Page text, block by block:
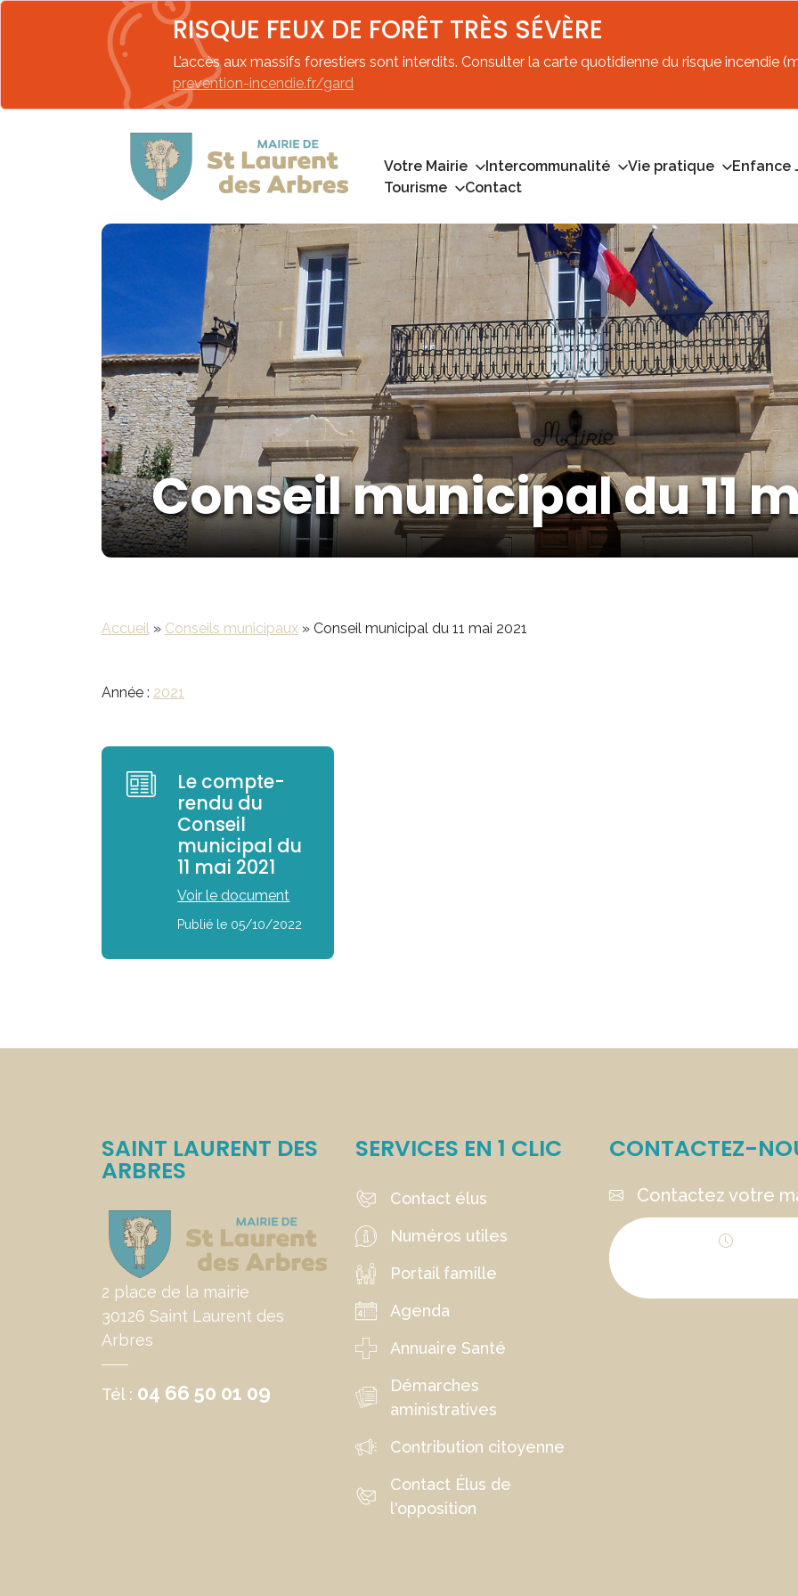
RISQUE FEUX DE FORÊT TRÈS SÉVÈRE
L’accès aux massifs forestiers sont interdits. Consulter la carte quotidienne du risque incendie
prevention-incendie.fr/gard
Votre Mairie Intercommunalité Vie pratique Enfance
Tourisme
Contact
Conseil municipal du 11
Accueil » Conseils municipaux » Conseil municipal du 11 mai 2021
Année : 2021
Le compte-
rendu du
Conseil
municipal du
11 mai 2021
Voir le document
Publié le 05/10/2022
SAINT LAURENT DES
ARBRES
2 place de la mairie
30126 Saint Laurent des
Arbres
Tél : 04 66 50 01 09
SERVICES EN 1 CLIC
Contact élus
Numéros utiles
Portail famille
Agenda
Annuaire Santé
Démarches
aministratives
Contribution citoyenne
Contact Élus de
l'opposition
CONTACTEZ-
Contactez votre